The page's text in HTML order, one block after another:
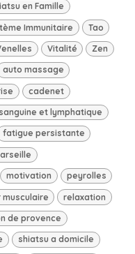
en Famille
Immunitaire Tao
Vitalité Zen
auto massage
cadenet
et lymphatique
fatigue persistante
motivation peyrolles
musculaire relaxation
de provence
shiatsu a domicile